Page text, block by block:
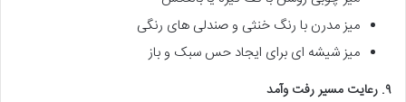
میز مدرن با رنگ خنثی و صندلی های رنگی
میز شیشه ای برای ایجاد حس سبک و باز
۹. رعایت مسیر رفت وآمد